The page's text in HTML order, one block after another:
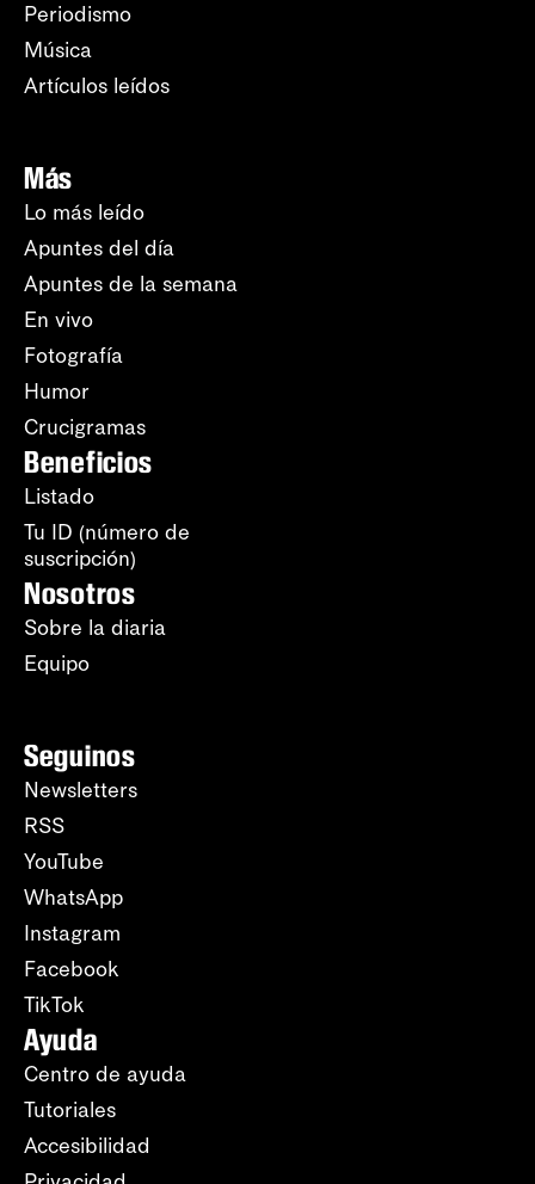
Periodismo
Música
Artículos leídos
Más
Lo más leído
Apuntes del día
Apuntes de la semana
En vivo
Fotografía
Humor
Crucigramas
Beneficios
Listado
Tu ID (número de
suscripción)
Nosotros
Sobre la diaria
Equipo
Seguinos
Newsletters
RSS
YouTube
WhatsApp
Instagram
Facebook
TikTok
Ayuda
Centro de ayuda
Tutoriales
Accesibilidad